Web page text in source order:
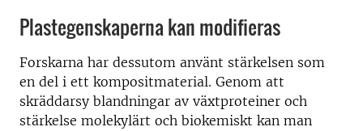
Plastegenskaperna kan modifieras
Forskarna har dessutom använt stärkelsen som
en del i ett kompositmaterial. Genom att
skräddarsy blandningar av växtproteiner och
stärkelse molekylärt och biokemiskt kan man